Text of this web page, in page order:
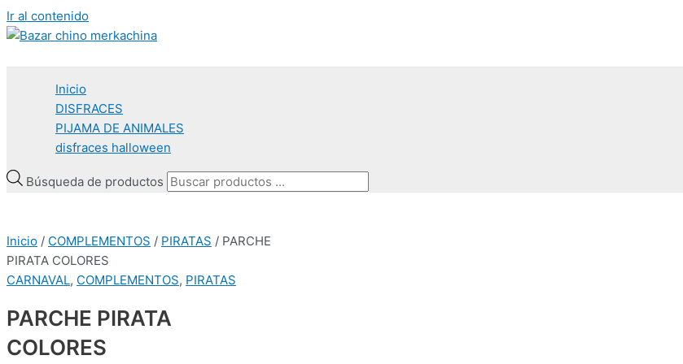
Ir al contenido
Inicio
DISFRACES
PIJAMA DE ANIMALES
disfraces halloween
Búsqueda de productos
AGOTADO
Inicio / COMPLEMENTOS / PIRATAS / PARCHE
PIRATA COLORES
CARNAVAL, COMPLEMENTOS, PIRATAS
PARCHE PIRATA
COLORES